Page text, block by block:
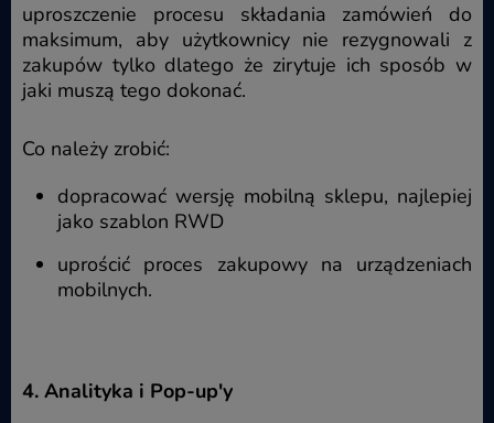
uproszczenie procesu składania zamówień do
maksimum, aby użytkownicy nie rezygnowali z
zakupów tylko dlatego że zirytuje ich sposób w
jaki muszą tego dokonać.
Co należy zrobić:
dopracować wersję mobilną sklepu, najlepiej
jako szablon RWD
uprościć proces zakupowy na urządzeniach
mobilnych.
4. Analityka i Pop-up'y